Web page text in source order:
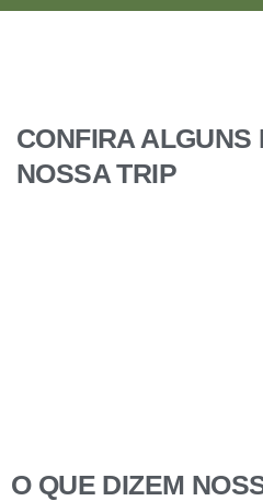
CONFIRA ALGUNS
NOSSA TRIP
O QUE DIZEM